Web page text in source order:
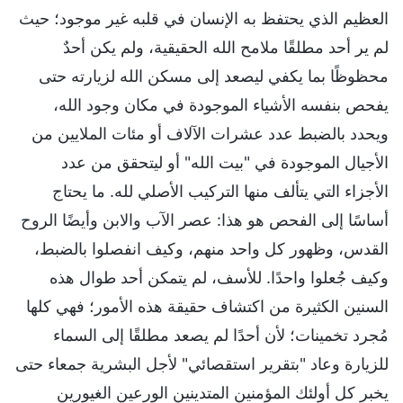
العظيم الذي يحتفظ به الإنسان في قلبه غير موجود؛ حيث
لم ير أحد مطلقًا ملامح الله الحقيقية، ولم يكن أحدٌ
محظوظًا بما يكفي ليصعد إلى مسكن الله لزيارته حتى
يفحص بنفسه الأشياء الموجودة في مكان وجود الله،
ويحدد بالضبط عدد عشرات الآلاف أو مئات الملايين من
الأجيال الموجودة في "بيت الله" أو ليتحقق من عدد
الأجزاء التي يتألف منها التركيب الأصلي لله. ما يحتاج
أساسًا إلى الفحص هو هذا: عصر الآب والابن وأيضًا الروح
القدس، وظهور كل واحد منهم، وكيف انفصلوا بالضبط،
وكيف جُعلوا واحدًا. للأسف، لم يتمكن أحد طوال هذه
السنين الكثيرة من اكتشاف حقيقة هذه الأمور؛ فهي كلها
مُجرد تخمينات؛ لأن أحدًا لم يصعد مطلقًا إلى السماء
للزيارة وعاد "بتقرير استقصائي" لأجل البشرية جمعاء حتى
يخبر كل أولئك المؤمنين المتدينين الورعين الغيورين